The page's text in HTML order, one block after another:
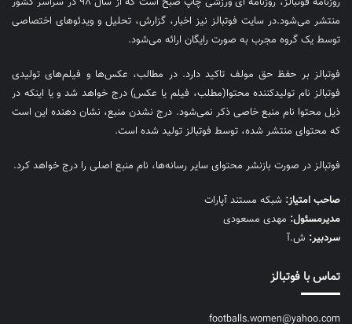
منتشر می‌شود.در سایت فوتبالز نیز اخبار، گزارش، تحلیل و ویدئوهای اختصاصی
توسط یک گروه مجرب به صورت رایگان ارائه می‌شود.
فوتبالز بر حفظ حق مولف تاکید دارد. در مطالب، عکس‌ها و فیلم‌های تولیدی
فوتبالز نام تولیدکننده محتوا(مطلب، فیلم یا عکس) درج خواهد شد و یا اینکه در
ذیل محتوا نام منبع خاصی ذکر نمی‌‎شود. درج نشدن منبع، نشان دهنده این است
که محتوای منتشر شده، توسط فوتبالز تولید شده است.
فوتبالز در صورت بازنشر محتوای سایر رسانه‌ها، نام منبع اصلی را درج خواهد کرد.
صاحب امتیاز: شبکه مستند آپارات
مديرمسئول: مهدی مسعودی
سردبیر: ش.آ
تماس با فوتبالز
footballs.women@yahoo.com